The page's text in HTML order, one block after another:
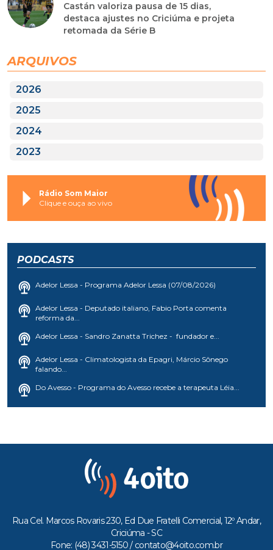
Castán valoriza pausa de 15 dias,
destaca ajustes no Criciúma e projeta
retomada da Série B
ARQUIVOS
2026
2025
2024
2023
Rádio Som Maior
Clique e ouça ao vivo
PODCASTS
Adelor Lessa - Programa Adelor Lessa (07/08/2026)
Adelor Lessa - Deputado italiano, Fabio Porta comenta
reforma da...
Adelor Lessa - Sandro Zanatta Trichez - fundador e...
Adelor Lessa - Climatologista da Epagri, Márcio Sônego
falando...
Do Avesso - Programa do Avesso recebe a terapeuta Léia...
Rua Cel. Marcos Rovaris 230, Ed Due Fratelli Comercial, 12º Andar,
Criciúma - SC
Fone: (48) 3431-5150 / contato@4oito.com.br